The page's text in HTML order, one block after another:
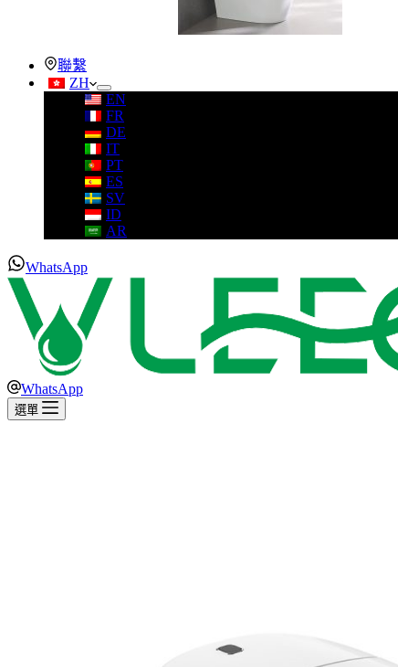
聯繫
ZH
EN
FR
DE
IT
PT
ES
SV
ID
AR
WhatsApp
WhatsApp
選單